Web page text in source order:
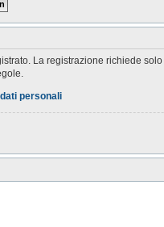
La registrazione richiede
personali